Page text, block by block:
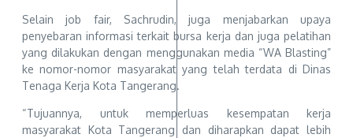
Selain job fair, Sachrudin, juga menjabarkan upaya
penyebaran informasi terkait bursa kerja dan juga pelatihan
yang dilakukan dengan menggunakan media “WA Blasting”
ke nomor-nomor masyarakat yang telah terdata di Dinas
Tenaga Kerja Kota Tangerang.
“Tujuannya, untuk memperluas kesempatan kerja
masyarakat Kota Tangerang dan diharapkan dapat lebih